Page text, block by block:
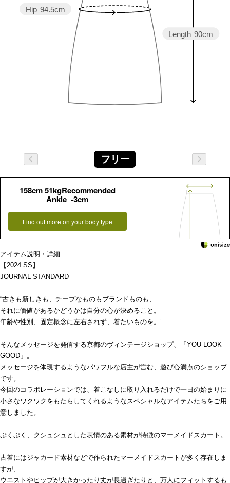
Length 90cm
Hip 94.5cm
フリー
158cm 51kgRecommended
Ankle -3cm
Find out more on your body type
アイテム説明・詳細
【2024 SS】
JOURNAL STANDARD
“古きも新しきも、チープなものもブランドものも、
それに価値があるかどうかは自分の心が決めること。
年齢や性別、固定概念に左右されず、着たいものを。”
そんなメッセージを発信する京都のヴィンテージショップ、「YOU LOOK
GOOD」。
メッセージを体現するようなパワフルな店主が営む、遊び心満点のショップ
です。
今回のコラボレーションでは、着こなしに取り入れるだけで一日の始まりに
小さなワクワクをもたらしてくれるようなスペシャルなアイテムたちをご用
意しました。
ぷくぷく、クシュシュとした表情のある素材が特徴のマーメイドスカート。
古着にはジャカード素材などで作られたマーメイドスカートが多く存在しま
すが、
ウエストやヒップが大きかったり丈が長過ぎたりと、万人にフィットするも